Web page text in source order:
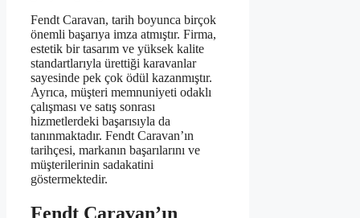
Fendt Caravan, tarih boyunca birçok
önemli başarıya imza atmıştır. Firma,
estetik bir tasarım ve yüksek kalite
standartlarıyla ürettiği karavanlar
sayesinde pek çok ödül kazanmıştır.
Ayrıca, müşteri memnuniyeti odaklı
çalışması ve satış sonrası
hizmetlerdeki başarısıyla da
tanınmaktadır. Fendt Caravan’ın
tarihçesi, markanın başarılarını ve
müşterilerinin sadakatini
göstermektedir.
Fendt Caravan’ın